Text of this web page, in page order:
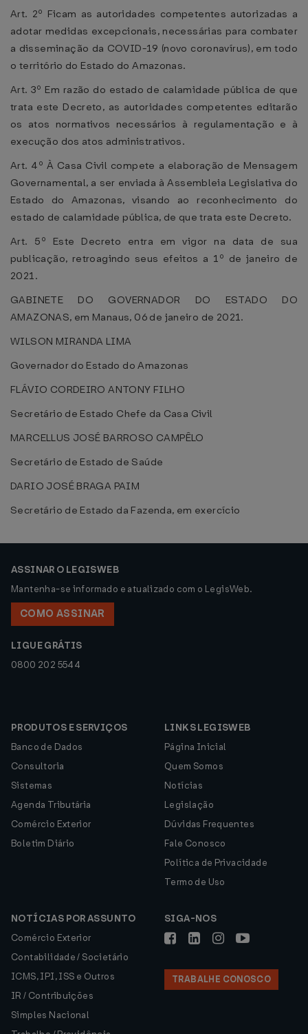
Art. 2º Ficam as autoridades competentes autorizadas a
adotar medidas excepcionais, necessárias para combater
a disseminação da COVID-19 (novo coronavírus), em todo
o território do Estado do Amazonas.
Art. 3º Em razão do estado de calamidade pública de que
trata este Decreto, as autoridades competentes editarão
os atos normativos necessários à regulamentação e à
execução dos atos administrativos.
Art. 4º À Casa Civil compete a elaboração de Mensagem
Governamental, a ser enviada à Assembleia Legislativa do
Estado do Amazonas, visando ao reconhecimento do
estado de calamidade pública, de que trata este Decreto.
Art. 5º Este Decreto entra em vigor na data de sua
publicação, retroagindo seus efeitos a 1º de janeiro de
2021.
GABINETE DO GOVERNADOR DO ESTADO DO
AMAZONAS, em Manaus, 06 de janeiro de 2021.
WILSON MIRANDA LIMA
Governador do Estado do Amazonas
FLÁVIO CORDEIRO ANTONY FILHO
Secretário de Estado Chefe da Casa Civil
MARCELLUS JOSÉ BARROSO CAMPÊLO
Secretário de Estado de Saúde
DARIO JOSÉ BRAGA PAIM
Secretário de Estado da Fazenda, em exercício
ASSINAR O LEGISWEB
Mantenha-se informado e atualizado com o LegisWeb.
COMO ASSINAR
LIGUE GRÁTIS
0800 202 5544
PRODUTOS E SERVIÇOS
Banco de Dados
Consultoria
Sistemas
Agenda Tributária
Comércio Exterior
Boletim Diário
LINKS LEGISWEB
Página Inicial
Quem Somos
Notícias
Legislação
Dúvidas Frequentes
Fale Conosco
Política de Privacidade
Termo de Uso
NOTÍCIAS POR ASSUNTO
Comércio Exterior
Contabilidade / Societário
ICMS, IPI, ISS e Outros
IR / Contribuições
Simples Nacional
SIGA-NOS
TRABALHE CONOSCO